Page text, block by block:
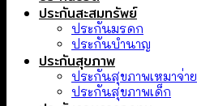
ประกันสะสมทรัพย์
ประกันมรดก
ประกันบํานาญ
ประกันสุขภาพ
ประกันสุขภาพเหมาจ่าย
ประกันสุขภาพเด็ก